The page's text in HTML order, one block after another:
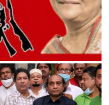
গ্রহণের দাবি জাসদের